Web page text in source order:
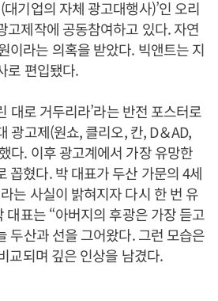
기업의 자체 광고대행사)’인 오리
고제작에 공동참여하고 있다. 자연
이라는 의혹을 받았다. 빅앤트는 지
로 편입됐다.
대로 거두리라’라는 반전 포스터로
광고제(원쇼, 클리오, 칸, D＆AD,
다. 이후 광고계에서 가장 유망한
꼽혔다. 박 대표가 두산 가문의 4세
는 사실이 밝혀지자 다시 한 번 유
대표는 “아버지의 후광은 가장 듣고
두산과 선을 그어왔다. 그런 모습은
교되며 깊은 인상을 남겼다.